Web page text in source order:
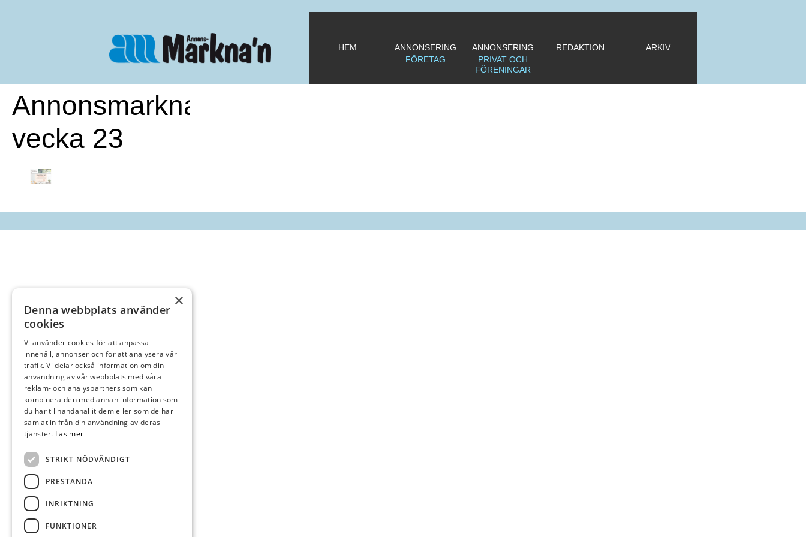
HEM
ANNONSERING
FÖRETAG
ANNONSERING
PRIVAT OCH
FÖRENINGAR
REDAKTION ARKIV
Annonsmarknan
vecka 23
×
Denna webbplats använder
cookies
Vi använder cookies för att anpassa
innehåll, annonser och för att analysera vår
trafik. Vi delar också information om din
användning av vår webbplats med våra
reklam- och analyspartners som kan
kombinera den med annan information som
du har tillhandahållit dem eller som de har
samlat in från din användning av deras
tjänster. Läs mer
STRIKT NÖDVÄNDIGT
PRESTANDA
INRIKTNING
FUNKTIONER